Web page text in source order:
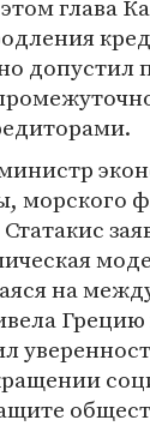
глава
допустил
морского
на
Грецию